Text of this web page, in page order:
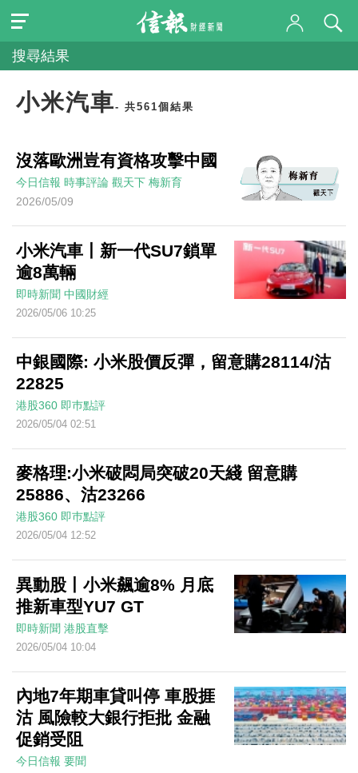
搜尋結果
小米汽車- 共561個結果
沒落歐洲豈有資格攻擊中國
今日信報 時事評論 觀天下 梅新育
2026/05/09
小米汽車丨新一代SU7鎖單
逾8萬輛
即時新聞 中國財經
2026/05/06 10:25
中銀國際: 小米股價反彈，留意購28114/沽
22825
港股360 即巿點評
2026/05/04 02:51
麥格理:小米破悶局突破20天綫 留意購
25886、沽23266
港股360 即巿點評
2026/05/04 12:52
異動股丨小米飆逾8% 月底
推新車型YU7 GT
即時新聞 港股直擊
2026/05/04 10:04
內地7年期車貸叫停 車股捱
沽 風險較大銀行拒批 金融
促銷受阻
今日信報 要聞